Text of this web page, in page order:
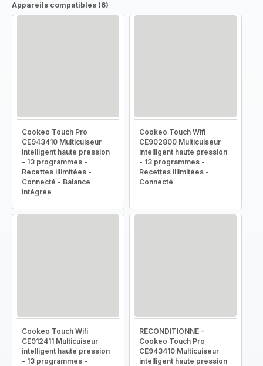
Appareils compatibles (6)
Cookeo Touch Pro
CE943410 Multicuiseur
intelligent haute pression
- 13 programmes -
Recettes illimitées -
Connecté - Balance
intégrée
Cookeo Touch Wifi
CE902800 Multicuiseur
intelligent haute pression
- 13 programmes -
Recettes illimitées -
Connecté
Cookeo Touch Wifi
CE912411 Multicuiseur
intelligent haute pression
- 13 programmes -
RECONDITIONNE -
Cookeo Touch Pro
CE943410 Multicuiseur
intelligent haute pression